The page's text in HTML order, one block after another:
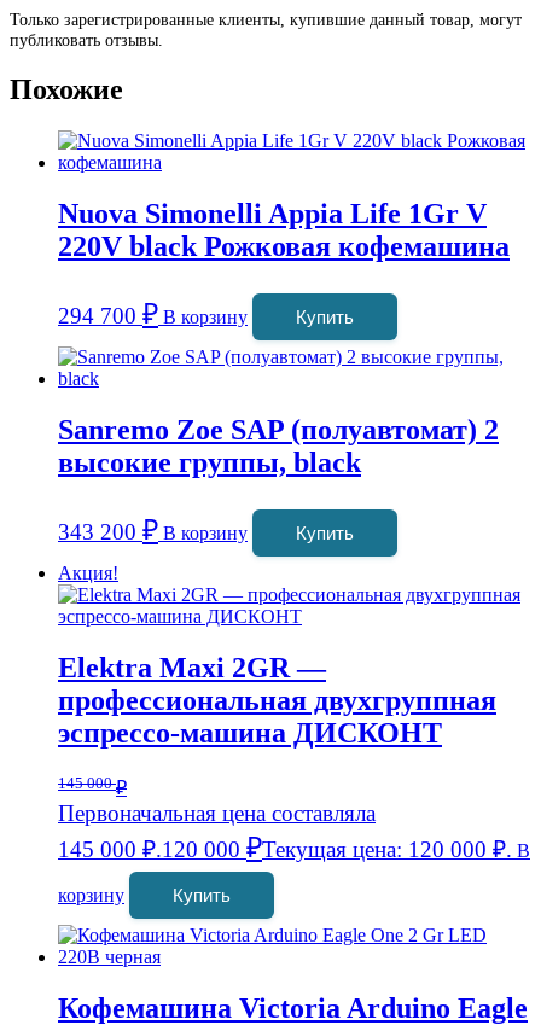
Только зарегистрированные клиенты, купившие данный товар, могут
публиковать отзывы.
Похожие
Nuova Simonelli Appia Life 1Gr V
220V black Рожковая кофемашина
294 700 ₽ В корзину Купить
Sanremo Zoe SAP (полуавтомат) 2
высокие группы, black
343 200 ₽ В корзину
Купить
Акция!
Elektra Maxi 2GR —
профессиональная двухгруппная
эспрессо-машина ДИСКОНТ
145 000₽
Первоначальная цена составляла
145 000 ₽.120 000 ₽Текущая цена: 120 000 ₽. В
корзину Купить
Кофемашина Victoria Arduino Eagle